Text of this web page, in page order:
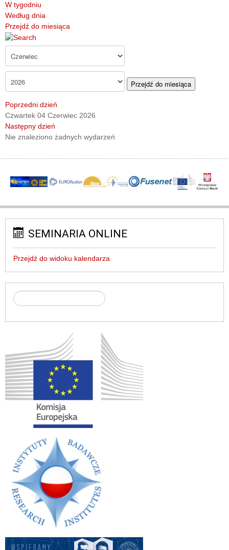
W tygodniu
Według dnia
Przejdź do miesiąca
Przejdź do miesiąca
Poprzedni dzień
Czwartek 04 Czerwiec 2026
Następny dzień
Nie znaleziono żadnych wydarzeń
SEMINARIA ONLINE
Przejdź do widoku kalendarza